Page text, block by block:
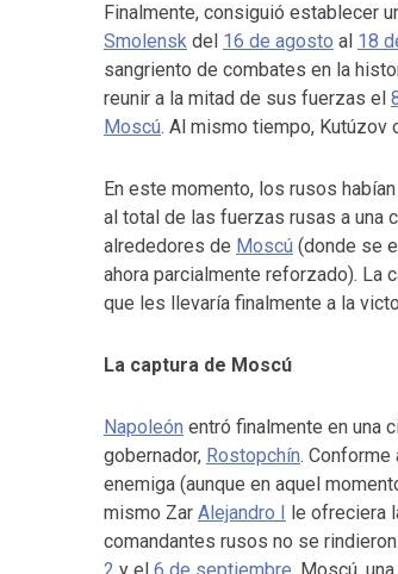
Finalmente, consiguió establecer
Smolensk del 16 de agosto al 18
sangriento de combates en la
reunir a la mitad de sus fuerzas el
Moscú. Al mismo tiempo, Kutúzov
En este momento, los rusos
al total de las fuerzas rusas a una
alrededores de Moscú (donde se
ahora parcialmente reforzado). La
que les llevaría finalmente a la
La captura de Moscú
Napoleón entró finalmente en una
gobernador, Rostopchín. Conforme
enemiga (aunque en aquel
mismo Zar Alejandro I le ofreciera
comandantes rusos no se